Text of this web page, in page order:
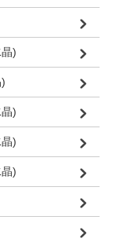
)
)
)
)